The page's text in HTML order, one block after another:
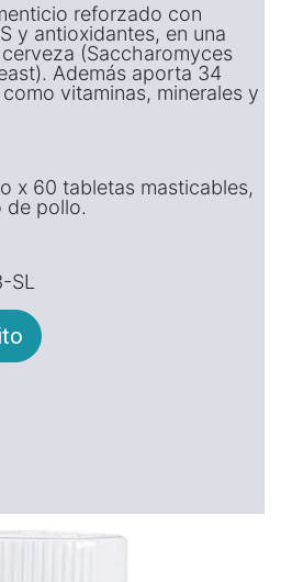
reforzado con
y antioxidantes, en una
(Saccharomyces
Además aporta 34
vitaminas, minerales y
x 60 tabletas masticables,
de pollo.
SL